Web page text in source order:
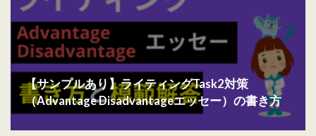
【サンプルあり】ライティングTask2対策
（Advantage Disadvantageエッセー）の書き方